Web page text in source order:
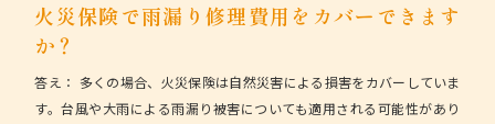
火災保険で雨漏り修理費用をカバーできます
か？
答え： 多くの場合、火災保険は自然災害による損害をカバーしていま
す。台風や大雨による雨漏り被害についても適用される可能性があり